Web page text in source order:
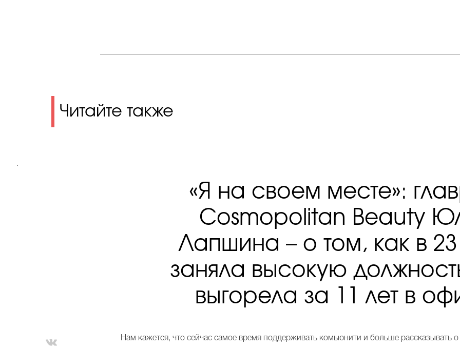
Читайте также
.
«Я на своем месте»:
Cosmopolitan Beauty
Лапшина – о том, как в 23
заняла высокую
выгорела за 11 лет в
Нам кажется, что сейчас самое время поддерживать комьюнити и больше рассказывать